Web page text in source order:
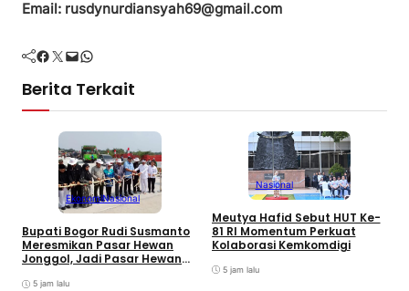
Email: rusdynurdiansyah69@gmail.com
Facebook Twitter Mail WhatsApp
Berita Terkait
EkonomiNasional
Bupati Bogor Rudi Susmanto
Meresmikan Pasar Hewan
Jonggol, Jadi Pasar Hewan
5 jam lalu
Nasional
Meutya Hafid Sebut HUT Ke-
81 RI Momentum Perkuat
Kolaborasi Kemkomdigi
5 jam lalu